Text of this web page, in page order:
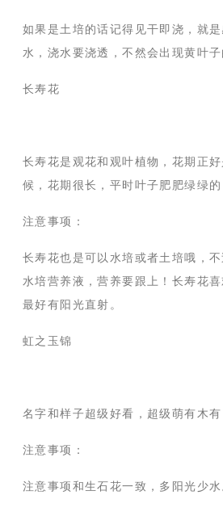
如果是土培的话记得见干即浇，就
水，浇水要浇透，不然会出现黄叶子
长寿花
长寿花是观花和观叶植物，花期正
候，花期很长，平时叶子肥肥绿绿的
注意事项：
长寿花也是可以水培或者土培哦，
水培营养液，营养要跟上！长寿花喜
最好有阳光直射。
虹之玉锦
名字和样子超级好看，超级萌有木有
注意事项：
注意事项和生石花一致，多阳光少水